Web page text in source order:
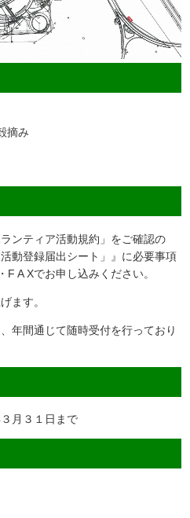
摘み
ンティア活動規約」をご確認の
動登録届出シート」』に必要事項
A Xでお申し込みください。
ます。
年間通じて随時受付を行っており
月３１日まで